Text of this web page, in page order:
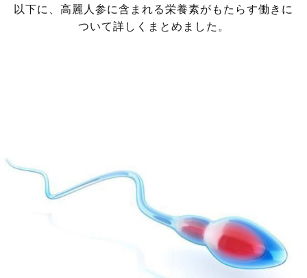
以下に、高麗人参に含まれる栄養素がもたらす働きに
ついて詳しくまとめました。